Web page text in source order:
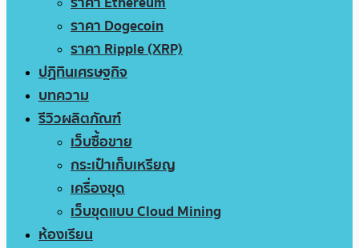
ราคา Dogecoin
ราคา Ripple (XRP)
ปฏิทินเศรษฐกิจ
บทความ
รีวิวผลิตภัณฑ์
เว็บซื้อขาย
กระเป๋าเก็บเหรียญ
เครื่องขุด
เว็บขุดแบบ Cloud Mining
ห้องเรียน